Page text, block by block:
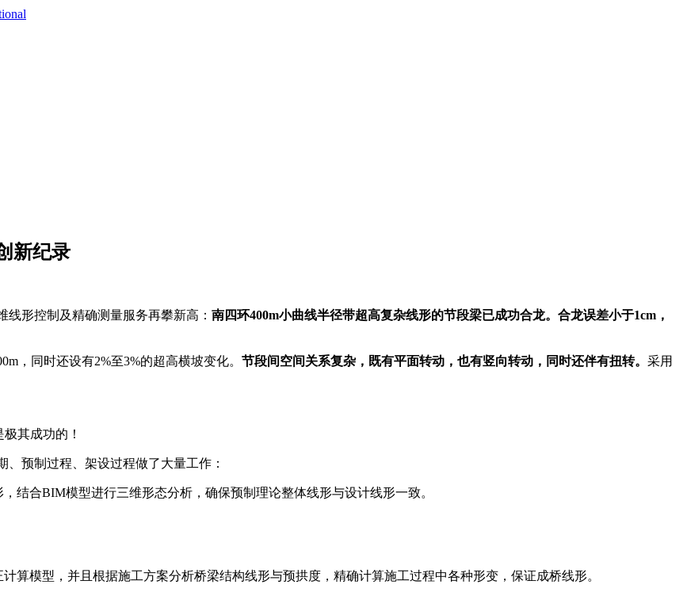
新纪录
形控制及精确测量服务再攀新高： 南四环400m小曲线半径带超高复杂线形的节段梁已成功合龙。合龙误差小于1cm，
，同时还设有2%至3%的超高横坡变化。 节段间空间关系复杂，既有平面转动，也有竖向转动，同时还伴有扭转。 采用
其成功的！
预制过程、架设过程做了大量工作：
结合BIM模型进行三维形态分析，确保预制理论整体线形与设计线形一致。
算模型，并且根据施工方案分析桥梁结构线形与预拱度，精确计算施工过程中各种形变，保证成桥线形。